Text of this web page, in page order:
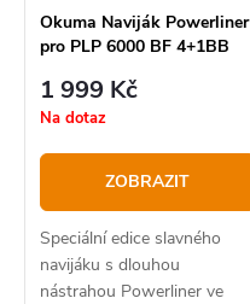
o
d
u
ů
r
o
d
u
t
ů
Okuma Naviják Powerliner
pro PLP 6000 BF 4+1BB
1 999 Kč
Na dotaz
ZOBRAZIT
Speciální edice slavného
navijáku s dlouhou
nástrahou Powerliner ve